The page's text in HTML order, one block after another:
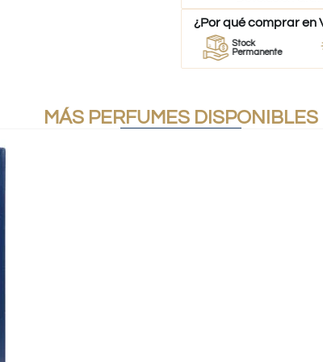
¿Por qué comprar en
Stock
Permanente
MÁS PERFUMES DISPONIBLES